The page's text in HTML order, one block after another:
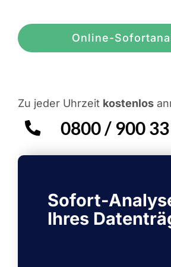
Online-
Zu jeder Uhrzeit kostenlos
0800 / 900
Sofort-
Ihres